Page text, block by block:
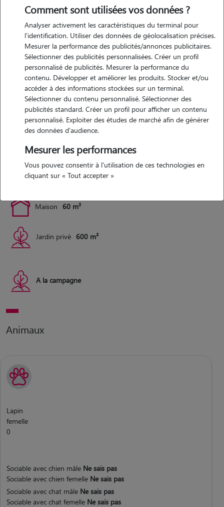
suis véhiculé avec beaucoup de disponibilité
Expérience
j'ai grandi avec des chiens, des chats, des hamster des lapin des
oiseaux et tout ce qu'il s'en suit ! actuellement j'ai ma maison et mon
travail et dans ma cours je suis lad jockey pour mon beau père donc
votre animal sera sous ma surveillance 24/24 à la maison
j'ai une maison de 5 grandes pièces avec une très grande court sur le
devant et un grand jardin à l'arrière
Maison 60 m²
Jardin privé 600 m²
A la campagne
Animaux
Lapin
femelle
0
Sociable avec chien mâle Ne sais pas
Sociable avec chien femelle Ne sais pas
Sociable avec chat mâle Ne sais pas
Sociable avec chat femelle Ne sais pas
Comment sont utilisées vos données ?
Analyser activement les caractéristiques du terminal pour
l'identification. Utiliser des données de géolocalisation précises.
Mesurer la performance des publicités/annonces publicitaires.
Sélectionner des publicités personnalisées. Créer un profil
personnalisé de publicités. Mesurer la performance du
contenu. Développer et améliorer les produits. Stocker et/ou
accéder à des informations stockées sur un terminal.
Sélectionner du contenu personnalisé. Sélectionner des
publicités standard. Créer un profil pour afficher un contenu
personnalisé. Exploiter des études de marché afin de générer
des données d'audience.
Mesurer les performances
Vous pouvez consentir à l'utilisation de ces technologies en
cliquant sur « Tout accepter »